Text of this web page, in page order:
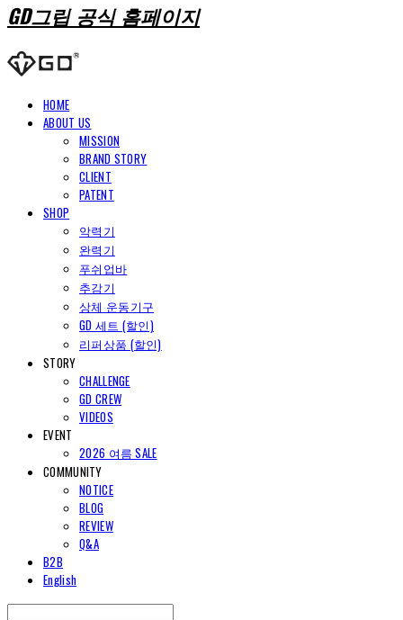
GD그립 공식 홈페이지
HOME
ABOUT US
MISSION
BRAND STORY
CLIENT
PATENT
SHOP
악력기
완력기
푸쉬업바
추감기
상체 운동기구
GD 세트 (할인)
리퍼상품 (할인)
STORY
CHALLENGE
GD CREW
VIDEOS
EVENT
2026 여름 SALE
COMMUNITY
NOTICE
BLOG
REVIEW
Q&A
B2B
English